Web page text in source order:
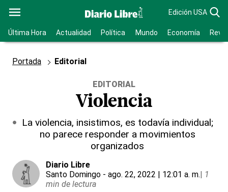
Edición USA
Última Hora Actualidad Política Mundo Economía
Portada Editorial
EDITORIAL
Violencia
La violencia, insistimos, es todavía individual;
no parece responder a movimientos
organizados
Diario Libre
Santo Domingo - ago. 22, 2022 | 12:01 a. m.| 1
min de lectura